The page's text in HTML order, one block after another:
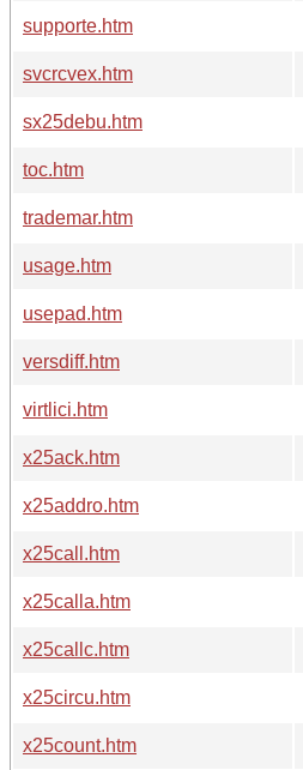
supporte.htm
svcrcvex.htm
sx25debu.htm
toc.htm
trademar.htm
usage.htm
usepad.htm
versdiff.htm
virtlici.htm
x25ack.htm
x25addro.htm
x25call.htm
x25calla.htm
x25callc.htm
x25circu.htm
x25count.htm